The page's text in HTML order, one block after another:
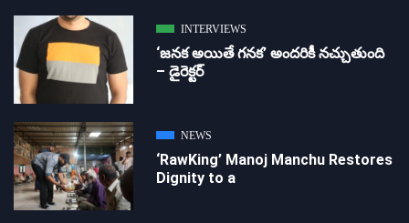
INTERVIEWS
‘జ‌న‌క అయితే గ‌న‌క‌’ అందరికీ నచ్చుతుంది
– డైరెక్ట‌ర్
NEWS
‘RawKing’ Manoj Manchu Restores
Dignity to a